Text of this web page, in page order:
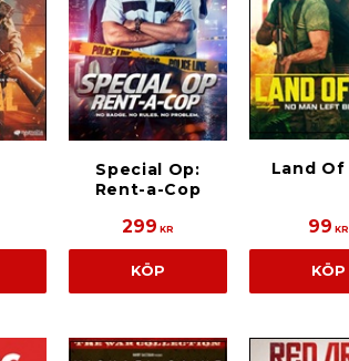
Special Op:
Rent-a-Cop
299 KR
KÖP
Land Of
99 KR
KÖP